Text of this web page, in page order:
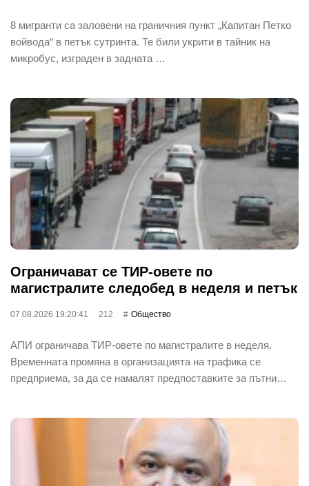
8 мигранти са заловени на граничния пункт „Капитан Петко
войвода“ в петък сутринта. Те били укрити в тайник на
микробус, изграден в задната …
Ограничават се ТИР-овете по
магистралите следобед в неделя и петък
07.08.2026 19:20:41 212 Общество
АПИ ограничава ТИР-овете по магистралите в неделя.
Временната промяна в организацията на трафика се
предприема, за да се намалят предпоставките за пътни…